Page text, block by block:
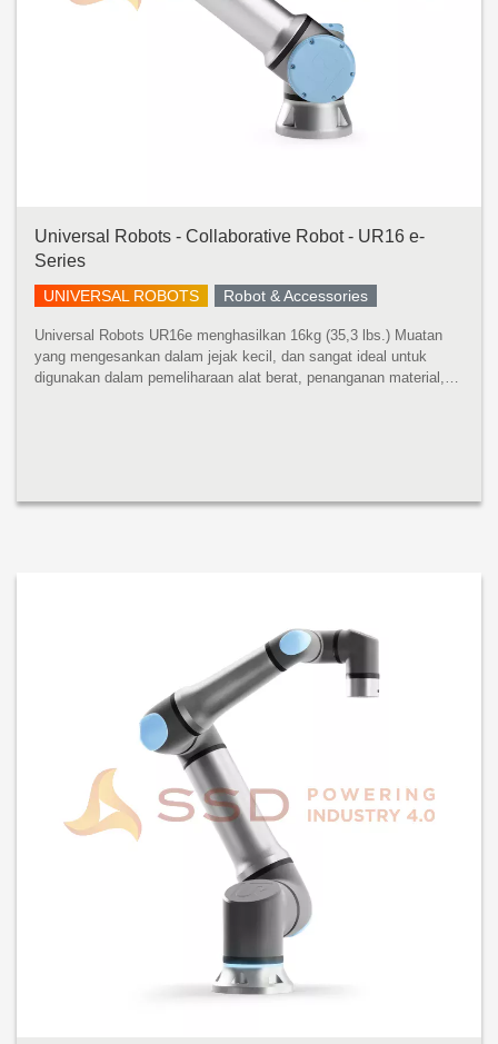
Universal Robots - Collaborative Robot - UR16 e-
Series
UNIVERSAL ROBOTS Robot & Accessories
Universal Robots UR16e menghasilkan 16kg (35,3 lbs.) Muatan
yang mengesankan dalam jejak kecil, dan sangat ideal untuk
digunakan dalam pemeliharaan alat berat, penanganan material,